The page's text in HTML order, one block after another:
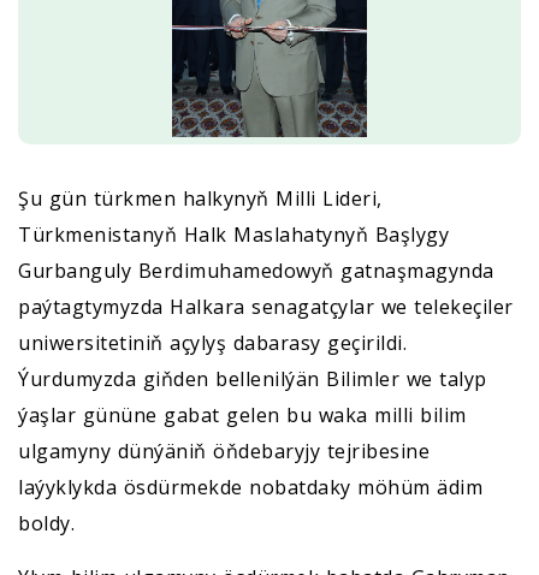
Şu gün türkmen halkynyň Milli Lideri,
Türkmenistanyň Halk Maslahatynyň Başlygy
Gurbanguly Berdimuhamedowyň gatnaşmagynda
paýtagtymyzda Halkara senagatçylar we telekeçiler
uniwersitetiniň açylyş dabarasy geçirildi.
Ýurdumyzda giňden bellenilýän Bilimler we talyp
ýaşlar gününe gabat gelen bu waka milli bilim
ulgamyny dünýäniň öňdebaryjy tejribesine
laýyklykda ösdürmekde nobatdaky möhüm ädim
boldy.